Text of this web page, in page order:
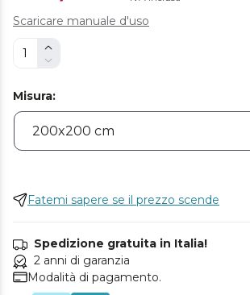
Scaricare manuale d'uso
Misura:
Fatemi sapere se il prezzo scende
Spedizione gratuita in Italia!
2 anni di garanzia
Modalità di pagamento.